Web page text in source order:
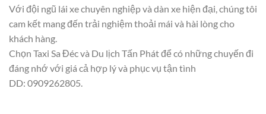
Với đội ngũ lái xe chuyên nghiệp và dàn xe hiện đại, chúng tôi
cam kết mang đến trải nghiệm thoải mái và hài lòng cho
khách hàng.
Chọn Taxi Sa Đéc và Du lịch Tấn Phát để có những chuyến đi
đáng nhớ với giá cả hợp lý và phục vụ tận tình
DD: 0909262805.